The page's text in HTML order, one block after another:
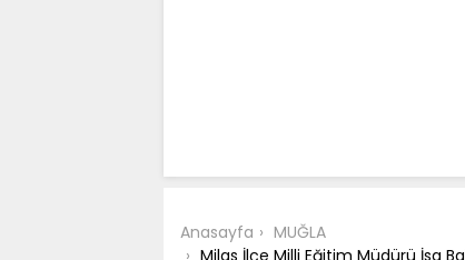
Anasayfa
MUĞLA
Milas İlçe Milli Eğitim Müdürü İsa